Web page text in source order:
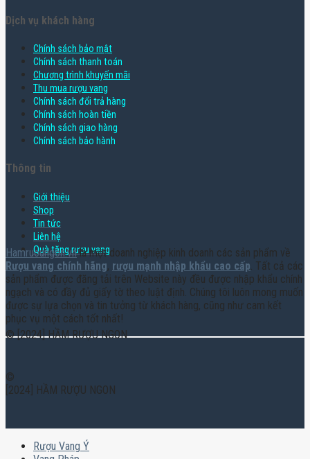
Dịch vụ khách hàng
Chính sách bảo mật
Chính sách thanh toán
Chương trình khuyến mãi
Thu mua rượu vang
Chính sách đổi trả hàng
Chính sách hoàn tiền
Chính sách giao hàng
Chính sách bảo hành
Thông tin
Giới thiệu
Shop
Tin tức
Liên hệ
Quà tặng rượu vang
Hamruoungon.vnlà một doanh nghiệp kinh doanh các sản phẩm về
Rượu vang chính hãng, rượu mạnh nhập khẩu cao cấp . Tất cả các
sản phẩm được đăng tải trên Website này đều được nhập khẩu chính
ngạch và có đầy đủ giấy tờ theo luật định. Chúng tôi luôn mong muốn
được sự lựa chọn và tin tưởng từ khách hàng, cũng như cam kết
phục vụ một cách tốt nhất!
© [2024] HẦM RƯỢU NGON
©
[2024] HẦM RƯỢU NGON
Rượu Vang Ý